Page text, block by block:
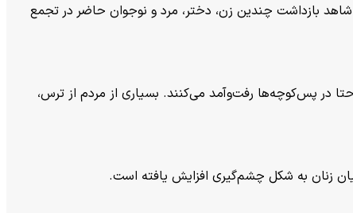
هم‌چنان شاهد بازداشت چندین زن، دختر، مرد و نوجوان حاضر در تجمع
در پس‌کوچه‌ها رفت‌وآمد می‌کنند. بسیاری از مردم از ترس،
زنان به شکل چشم‌گیری افزایش یافته است.